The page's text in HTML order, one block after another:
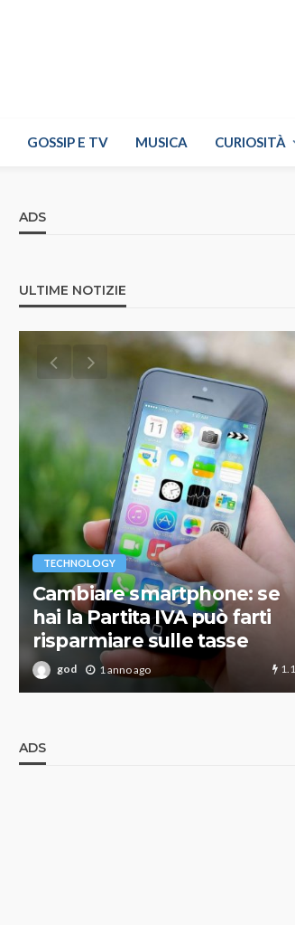
GOSSIP E TV MUSICA CURIOSITÀ
ADS
ULTIME NOTIZIE
TECHNOLOGY
Cambiare smartphone: se
hai la Partita IVA può farti
risparmiare sulle tasse
god 1 anno ago
ADS